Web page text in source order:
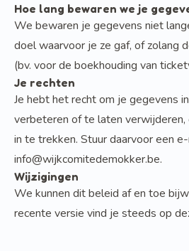
Hoe lang bewaren we je
We bewaren je gegevens niet
doel waarvoor je ze gaf, of zolang
(bv. voor de boekhouding van
Je rechten
Je hebt het recht om je gegevens
verbeteren of te laten
in te trekken. Stuur daarvoor een
info@wijkcomitedemokker.be.
Wijzigingen
We kunnen dit beleid af en toe
recente versie vind je steeds op